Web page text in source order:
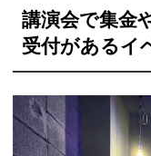
講演会で集金
受付があるイ